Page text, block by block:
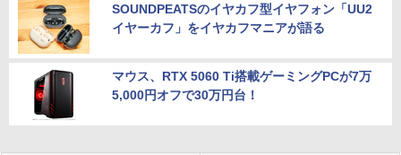
SOUNDPEATSのイヤカフ型イヤフォン「UU2
イヤーカフ」をイヤカフマニアが語る
マウス、RTX 5060 Ti搭載ゲーミングPCが7万
5,000円オフで30万円台！